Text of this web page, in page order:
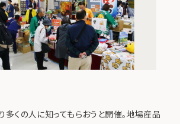
くの人に知ってもらおうと開催。地場産品